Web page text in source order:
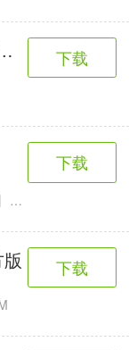
版 下载
66.9 MB
下载
下载